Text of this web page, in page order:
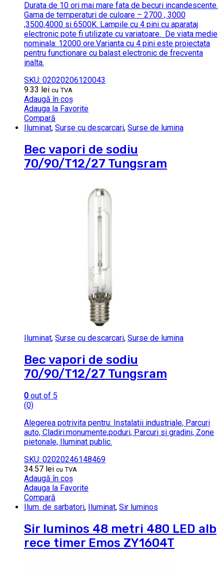
Durata de 10 ori mai mare fata de becuri incandescente.
Gama de temperaturi de culoare – 2700 , 3000
,3500,4000 si 6500K. Lampile cu 4 pini cu aparataj
electronic pote fi utilizate cu variatoare.
De viata medie
nominala: 12000 ore.Varianta cu 4 pini este proiectata
pentru functionare cu balast electronic de frecventa
inalta.
SKU: 02020206120043
9.33 lei cu TVA
Adaugă în coș
Adauga la Favorite
Compară
Iluminat, Surse cu descarcari, Surse de lumina
Bec vapori de sodiu
70/90/T12/27 Tungsram
Iluminat, Surse cu descarcari, Surse de lumina
Bec vapori de sodiu
70/90/T12/27 Tungsram
0 out of 5
(0)
Alegerea potrivita pentru: Instalatii industriale, Parcuri
auto, Cladiri.monumente,poduri, Parcuri si gradini, Zone
pietonale, Iluminat public.
SKU: 02020246148469
34.57 lei cu TVA
Adaugă în coș
Adauga la Favorite
Compară
Ilum. de sarbatori, Iluminat, Sir luminos
Sir luminos 48 metri 480 LED alb
rece timer Emos ZY1604T